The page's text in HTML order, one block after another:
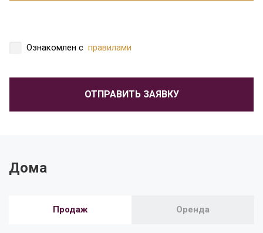
Ознакомлен с правилами
ОТПРАВИТЬ ЗАЯВКУ
Дома
Продаж Оренда